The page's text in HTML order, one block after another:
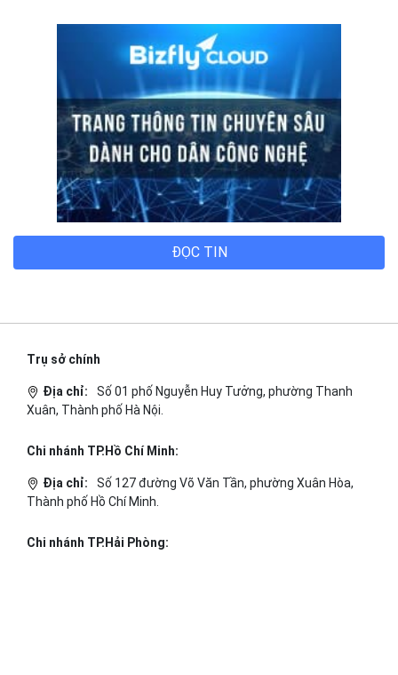
ĐỌC TIN
Trụ sở chính
Địa chỉ:
Số 01 phố Nguyễn Huy Tưởng, phường Thanh
Xuân, Thành phố Hà Nội.
Chi nhánh TP.Hồ Chí Minh:
Địa chỉ:
Số 127 đường Võ Văn Tần, phường Xuân Hòa,
Thành phố Hồ Chí Minh.
Chi nhánh TP.Hải Phòng: